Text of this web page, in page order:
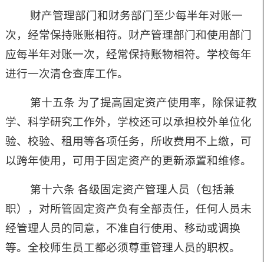
财产管理部门和财务部门至少每半年对账一
次，经常保持账账相符。财产管理部门和使用部门
应每半年对账一次，经常保持账物相符。学校每年
进行一次清仓查库工作。
第十五条 为了提高固定资产使用率，除保证教
学、科学研究工作外，学校还可以承担校外单位化
验、校验、租用等各项任务，所收费用不上缴，可
以跨年使用，可用于固定资产的更新添置和维修。
第十六条 各级固定资产管理人员（包括兼
职），对所管固定资产负有全部责任，任何人员未
经管理人员的同意，不准自行使用、移动或调换
等。全校师生员工都必须尊重管理人员的职权。